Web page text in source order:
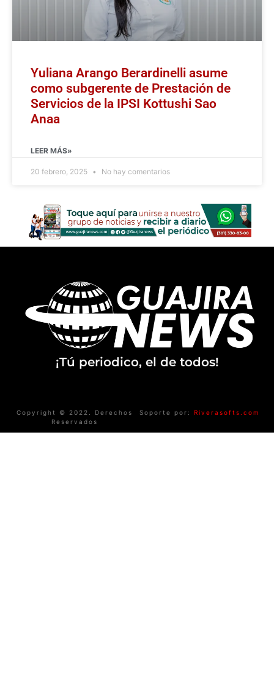
Yuliana Arango Berardinelli asume
como subgerente de Prestación de
Servicios de la IPSI Kottushi Sao
Anaa
LEER MÁS»
20 febrero, 2025 No hay comentarios
¡Tú periodico, el de todos!
Copyright © 2022. Derechos
Reservados
Soporte por: Riverasofts.com